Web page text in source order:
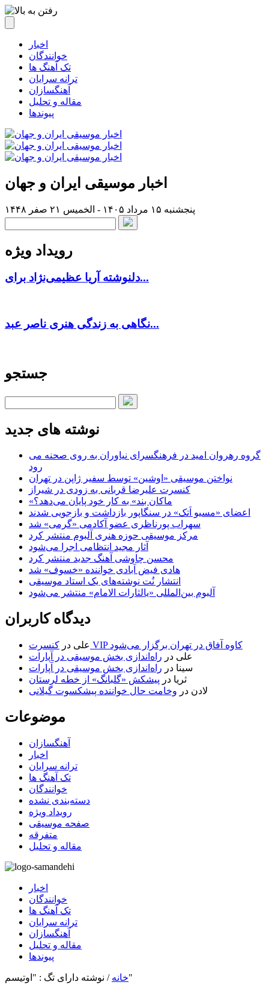
اخبار
خوانندگان
تک آهنگ ها
ترانه سرایان
آهنگسازان
مقاله و تحلیل
پیوندها
اخبار موسیقی ایران و جهان
پنجشنبه ۱۵ مرداد ۱۴۰۵ - الخميس ۲۱ صفر ۱۴۴۸
رویداد ویژه
دلنوشته آریا عظیمی‌نژاد برای...
نگاهی به زندگی هنری ناصر عبد...
جستجو
نوشته های جدید
گروه رهروان امید در فرهنگسرای نیاوران به روی صحنه می
رود
نواختن موسیقی «اوشین» توسط سفیر ژاپن در تهران
کنسرت علیرضا قربانی به زودی در شیراز
«ماکان بند» به کار خود پایان می‌دهد؟
اعضای «مسیو اَتک» در سنگاپور بازداشت و بازجویی شدند
سهراب پورناظری عضو آکادمی «گرمی» شد
مرکز موسیقی حوزه هنری آلبوم منتشر کرد
آثار مجید انتظامی اجرا می‌شود
محسن چاوشی آهنگ جدید منتشر کرد
هادی فیض آبادی خواننده «خسوف» شد
انتشار نُت نوشته‌های یک استاد موسیقی
آلبوم بین‌المللی «یالثارات الامام» منتشر می‌شود
دیدگاه کاربران
علی در
کنسرت VIP کاوه آفاق در تهران برگزار می‌شود
علی در راه‌اندازی بخش موسیقی در آپارات
سینا در راه‌اندازی بخش موسیقی در آپارات
ثریا در پیشکش «گلبانگ» از خطه لرستان
لادن در وخامت حال خواننده پیشکسوت گیلانی
موضوعات
آهنگسازان
اخبار
ترانه سرایان
تک آهنگ ها
خوانندگان
دسته‌بندی نشده
رویداد ویژه
صفحه موسیقی
متفرقه
مقاله و تحلیل
اخبار
خوانندگان
تک آهنگ ها
ترانه سرایان
آهنگسازان
مقاله و تحلیل
پیوندها
خانه / نوشته دارای تگ : "اوتیسم"